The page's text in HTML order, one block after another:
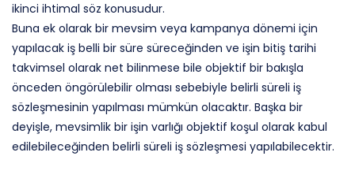
ikinci ihtimal söz konusudur.
Buna ek olarak bir mevsim veya kampanya dönemi için
yapılacak iş belli bir süre süreceğinden ve işin bitiş tarihi
takvimsel olarak net bilinmese bile objektif bir bakışla
önceden öngörülebilir olması sebebiyle belirli süreli iş
sözleşmesinin yapılması mümkün olacaktır. Başka bir
deyişle, mevsimlik bir işin varlığı objektif koşul olarak kabul
edilebileceğinden belirli süreli iş sözleşmesi yapılabilecektir.